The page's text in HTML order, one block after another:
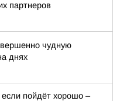
партнеров
чудную
днях
пойдёт хорошо –